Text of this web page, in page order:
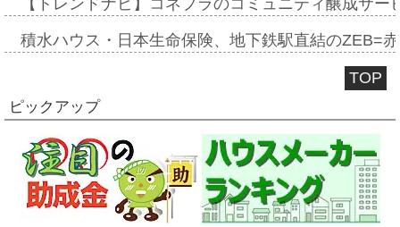
【トレンドナビ】コネプラのコミュニティ醸成サ
積水ハウス・日本生命保険、地下鉄駅直結のZEB=
TOP
ピックアップ